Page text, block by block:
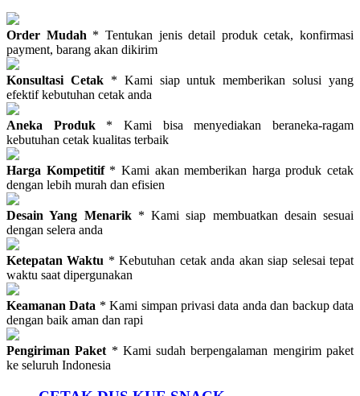
Order Mudah * Tentukan jenis detail produk cetak, konfirmasi
payment, barang akan dikirim
Konsultasi Cetak* Kami siap untuk memberikan solusi yang
efektif kebutuhan cetak anda
Aneka Produk * Kami bisa menyediakan beraneka-ragam
kebutuhan cetak kualitas terbaik
Harga Kompetitif* Kami akan memberikan harga produk cetak
dengan lebih murah dan efisien
Desain Yang Menarik* Kami siap membuatkan desain sesuai
dengan selera anda
Ketepatan Waktu * Kebutuhan cetak anda akan siap selesai tepat
waktu saat dipergunakan
Keamanan Data * Kami simpan privasi data anda dan backup data
dengan baik aman dan rapi
Pengiriman Paket * Kami sudah berpengalaman mengirim paket
ke seluruh Indonesia